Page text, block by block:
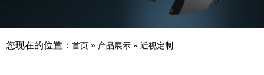
您现在的位置： 首页 » 产品展示 » 近视定制